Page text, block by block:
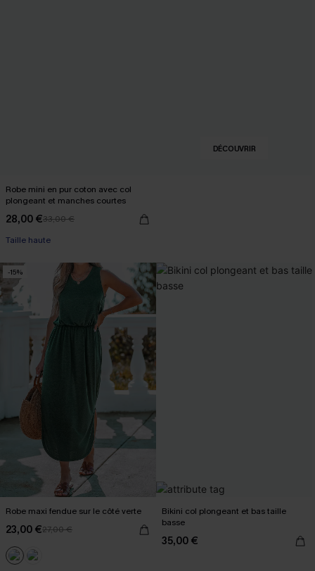
Robe mini en pur coton avec col
plongeant et manches courtes
28,00 €33,00 €
Taille haute
DÉCOUVRIR
-15%
Robe maxi fendue sur le côté verte
23,00 €27,00 €
Bikini col plongeant et bas taille
basse
35,00 €